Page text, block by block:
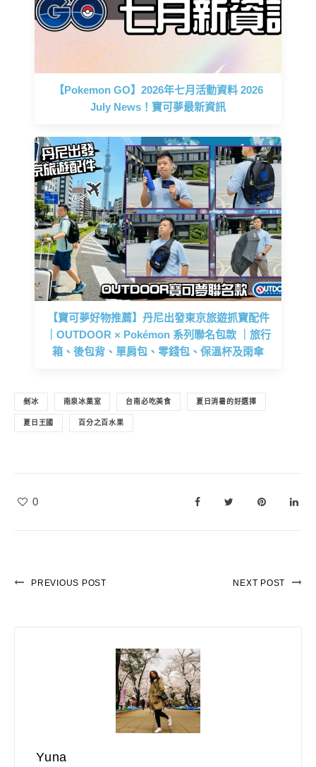
【Pokemon GO】2026年七月活動資料 2026
July News！寶可夢最新資訊
【寶可夢好物推薦】丹尼出發東京旅遊抓寶配件
｜OUTDOOR × Pokémon 系列聯名包款 ｜旅行
箱、後包背、單肩包、零錢包、保溫杯及雨傘
剉冰 南泉冰菓室 台南必吃美食 夏日消暑的好選擇
夏日王國 百分之百水果
0
PREVIOUS POST NEXT POST
Yuna